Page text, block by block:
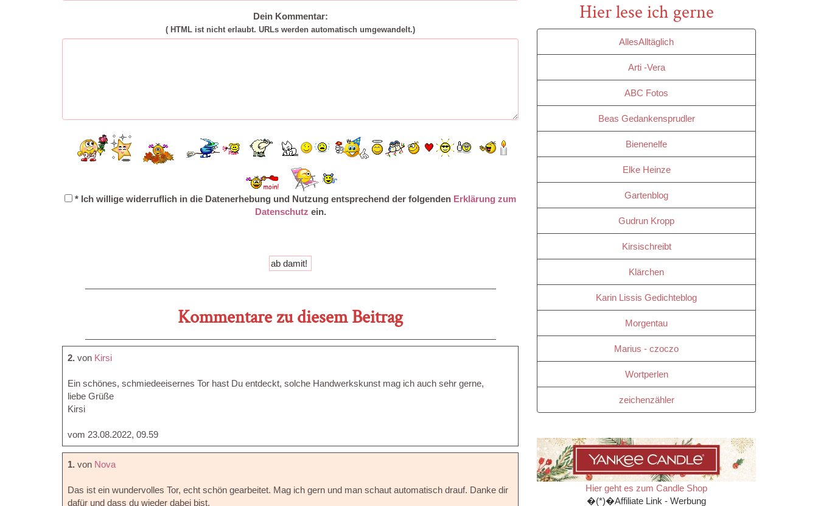
Dein Kommentar:
( HTML ist nichterlaubt. URLs werden automatisch umgewandelt.)
* Ich willige widerruflich in die Datenerhebung und Nutzung entsprechend der folgenden Erklärung zum
Datenschutz ein.
Kommentare zu diesem Beitrag
2. von Kirsi
Ein schönes, schmiedeeisernes Tor hast Du entdeckt, solche Handwerkskunst mag ich auch sehr gerne,
liebe Grüße
Kirsi
vom 23.08.2022, 09.59
1. von Nova
Das ist ein wundervolles Tor, echt schön gearbeitet. Mag ich gern und man schaut automatisch drauf. Danke dir
dafür und dass du wieder dabei bist.
Hier lese ich gerne
AllesAlltäglich
Arti -Vera
ABC Fotos
Beas Gedankensprudler
Bienenelfe
Elke Heinze
Gartenblog
Gudrun Kropp
Kirsischreibt
Klärchen
Karin Lissis Gedichteblog
Morgentau
Marius - czoczo
Wortperlen
zeichenzähler
Hier geht es zum Candle Shop
�(*)�Affiliate Link - Werbung